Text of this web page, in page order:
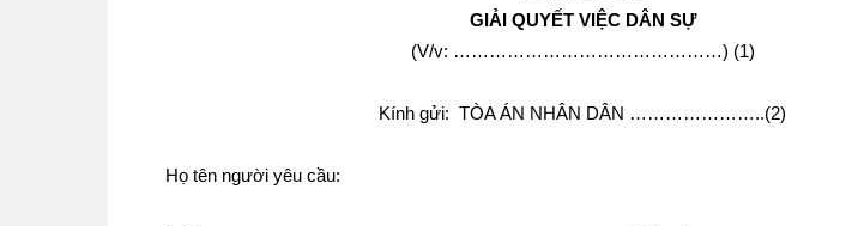
GIẢI QUYẾT VIỆC DÂN SỰ
(V/v: ………………………………………) (1)
Kính gửi: TÒA ÁN NHÂN DÂN …………………..(2)
Họ tên người yêu cầu: